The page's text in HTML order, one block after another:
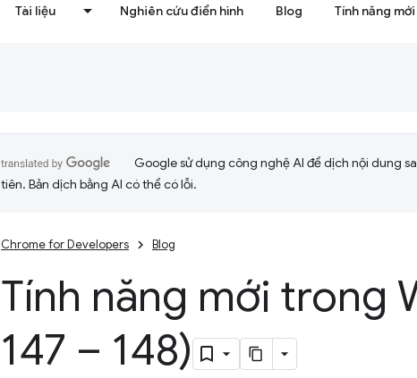
Tài liệu Nghiên cứu điển hình Blog Tính năng
Google sử dụng công nghệ AI để dịch nội dung
tiên. Bản dịch bằng AI có thể có lỗi.
Chrome for Developers Blog
Tính năng mới trong
147 – 148)